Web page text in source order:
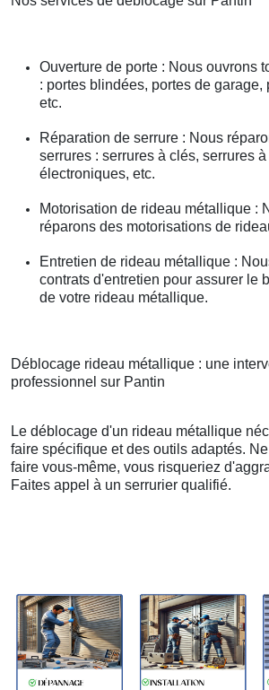
Ouverture de porte : Nous ouvrons
: portes blindées, portes de garage,
etc.
Réparation de serrure : Nous
serrures : serrures à clés, serrures
électroniques, etc.
Motorisation de rideau métallique :
réparons des motorisations de
Entretien de rideau métallique :
contrats d'entretien pour assurer le
de votre rideau métallique.
Déblocage rideau métallique : une
professionnel sur Pantin
Le déblocage d'un rideau métallique
faire spécifique et des outils adaptés.
faire vous-même, vous risqueriez
Faites appel à un serrurier qualifié.